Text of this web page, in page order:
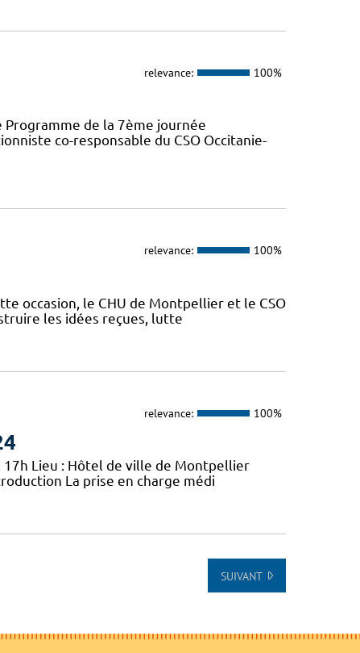
relevance: 100%
de la 7ème journée
co-responsable du CSO Occitanie-
relevance: 100%
occasion, le CHU de Montpellier et le CSO
les idées reçues, lutte
relevance: 100%
Lieu : Hôtel de ville de Montpellier
La prise en charge médi
SUIVANT